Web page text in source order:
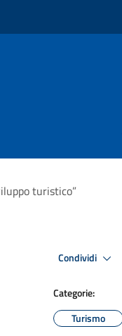
turistico”
Condividi
Categorie:
Turismo